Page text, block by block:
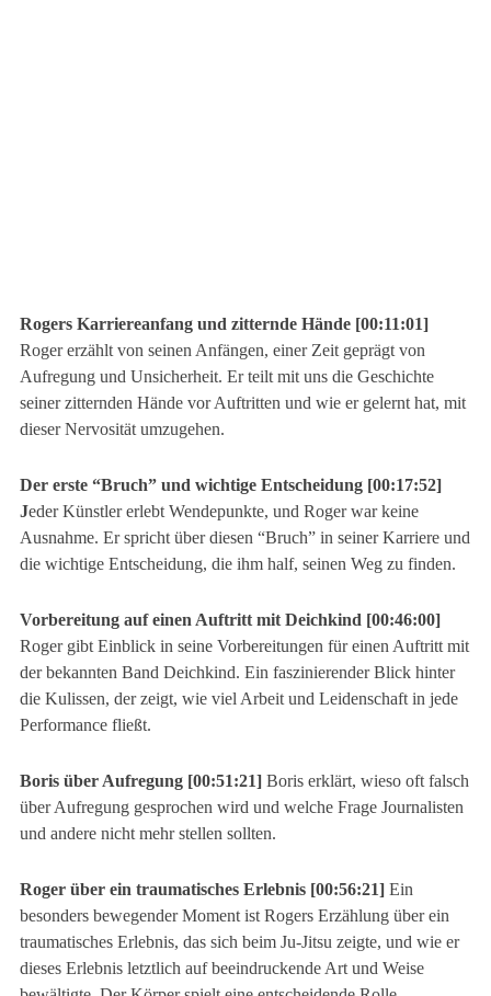
Rogers Karriereanfang und zitternde Hände [00:11:01]
Roger erzählt von seinen Anfängen, einer Zeit geprägt von
Aufregung und Unsicherheit. Er teilt mit uns die Geschichte
seiner zitternden Hände vor Auftritten und wie er gelernt hat, mit
dieser Nervosität umzugehen.
Der erste “Bruch” und wichtige Entscheidung [00:17:52]
Jeder Künstler erlebt Wendepunkte, und Roger war keine
Ausnahme. Er spricht über diesen “Bruch” in seiner Karriere und
die wichtige Entscheidung, die ihm half, seinen Weg zu finden.
Vorbereitung auf einen Auftritt mit Deichkind [00:46:00]
Roger gibt Einblick in seine Vorbereitungen für einen Auftritt mit
der bekannten Band Deichkind. Ein faszinierender Blick hinter
die Kulissen, der zeigt, wie viel Arbeit und Leidenschaft in jede
Performance fließt.
Boris über Aufregung [00:51:21] Boris erklärt, wieso oft falsch
über Aufregung gesprochen wird und welche Frage Journalisten
und andere nicht mehr stellen sollten.
Roger über ein traumatisches Erlebnis [00:56:21] Ein
besonders bewegender Moment ist Rogers Erzählung über ein
traumatisches Erlebnis, das sich beim Ju-Jitsu zeigte, und wie er
dieses Erlebnis letztlich auf beeindruckende Art und Weise